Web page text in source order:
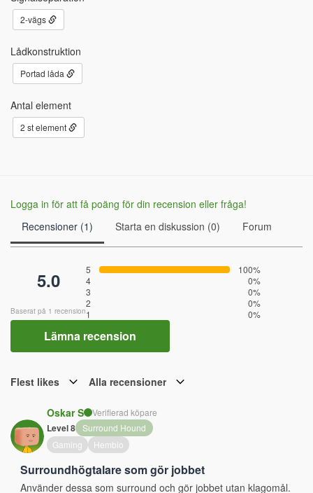
2-vägs
Lådkonstruktion
Portad låda
Antal element
2 st element
Logga in för att få poäng för din recension eller fråga!
Recensioner (1)
Starta en diskussion (0) Forum
5.0
Baserat på 1 recension
5
100%
4
0%
3
0%
2
0%
1
0%
Lämna recension
Flest likes Alla recensioner
Oskar S Verifierad köpare
Level 8 Surround Hound
Gaming
Hembio
Surroundhögtalare som gör jobbet
Använder dessa som surround och gör jobbet utan klagomål.